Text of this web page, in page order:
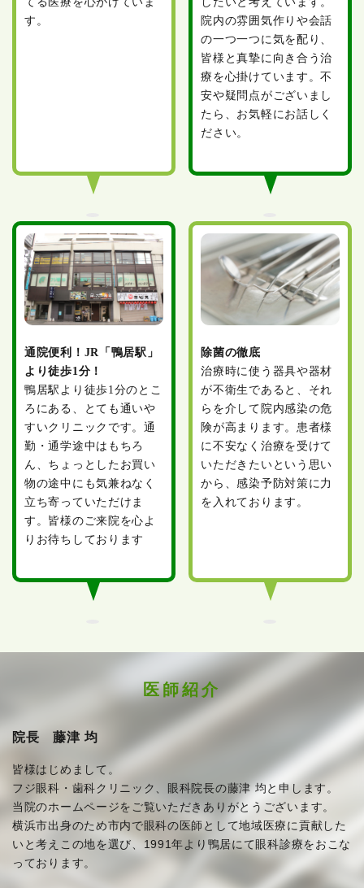
す。
院内の雰囲気作りや会話
の一つ一つに気を配り、
皆様と真摯に向き合う治
療を心掛けています。不
安や疑問点がございまし
たら、お気軽にお話しく
ださい。
通院便利！JR「鴨居駅」
より徒歩1分！
鴨居駅より徒歩1分のとこ
ろにある、とても通いや
すいクリニックです。通
勤・通学途中はもちろ
ん、ちょっとしたお買い
物の途中にも気兼ねなく
立ち寄っていただけま
す。皆様のご来院を心よ
りお待ちしております
除菌の徹底
治療時に使う器具や器材
が不衛生であると、それ
らを介して院内感染の危
険が高まります。患者様
に不安なく治療を受けて
いただきたいという思い
から、感染予防対策に力
を入れております。
医師紹介
院長 藤津 均
皆様はじめまして。
フジ眼科・歯科クリニック、眼科院長の藤津 均と申します。
当院のホームページをご覧いただきありがとうございます。
横浜市出身のため市内で眼科の医師として地域医療に貢献した
いと考えこの地を選び、1991年より鴨居にて眼科診療をおこな
っております。